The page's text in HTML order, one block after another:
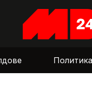
Политика